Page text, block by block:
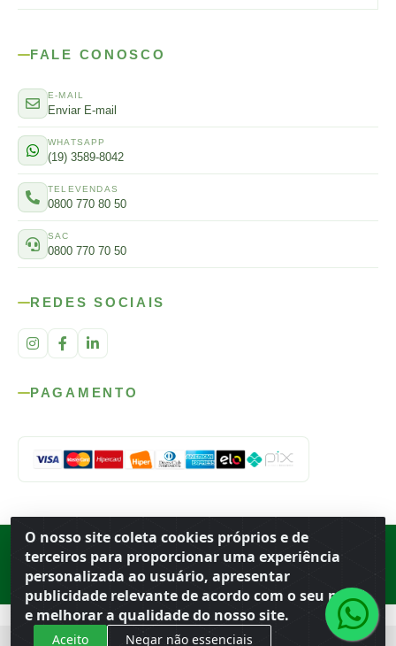
O nosso site coleta cookies próprios e de
terceiros para proporcionar uma experiência
personalizada ao usuário, apresentar
publicidade relevante de acordo com o seu perfil
e melhorar a qualidade do nosso site.
Aceito Negar não essenciais
FALE CONOSCO
E-MAIL
Enviar E-mail
WHATSAPP
(19) 3589-8042
TELEVENDAS
0800 770 80 50
SAC
0800 770 70 50
REDES SOCIAIS
PAGAMENTO
Rod. SP-215, s/n, km 98 — Área Rural Porto Ferreira ·BR
· CEP
· CNPJ 56.679.863/0001-91
© 2026 Atacado Ideal